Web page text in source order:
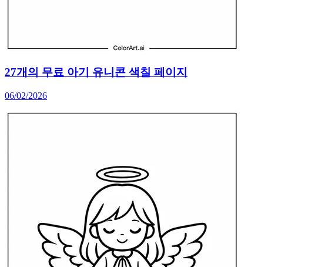
27개의 무료 아기 유니콘 색칠 페이지
06/02/2026